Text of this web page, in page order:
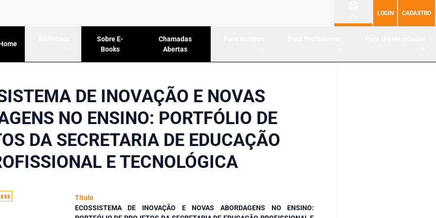
LOGIN CADASTRO
Sobre E-
Books
Chamadas
Abertas
DE INOVAÇÃO E NOVAS
NO ENSINO: PORTFÓLIO DE
DA SECRETARIA DE EDUCAÇÃO
E TECNOLÓGICA
Título
ECOSSISTEMA DE INOVAÇÃO E NOVAS ABORDAGENS NO ENSINO: